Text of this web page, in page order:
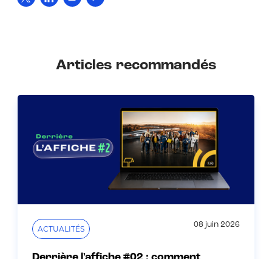
Articles recommandés
ACTUALITÉS 08 juin 2026